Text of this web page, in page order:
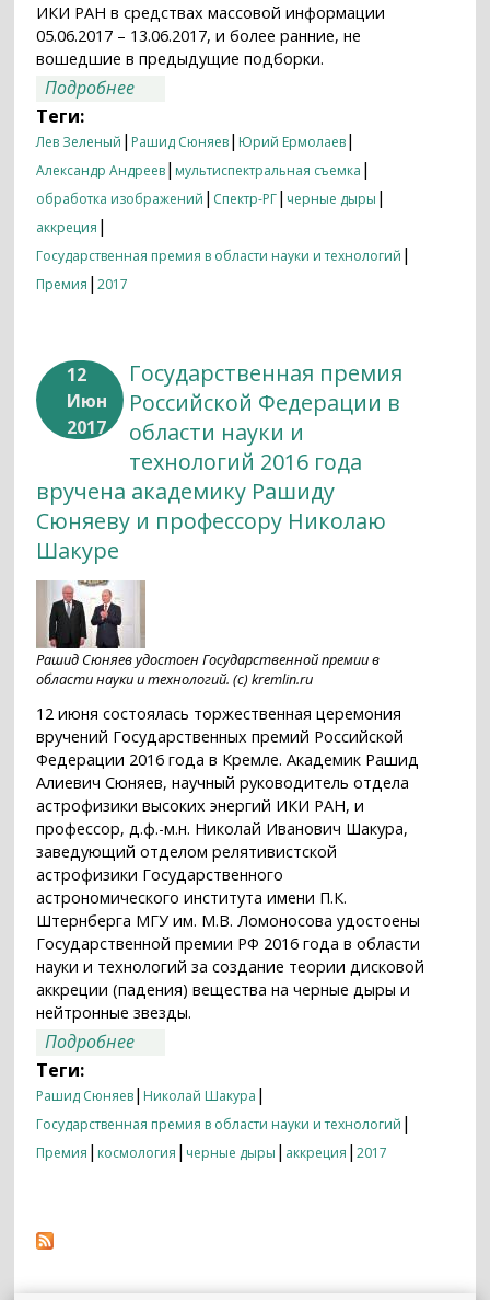
ИКИ РАН в средствах массовой информации
05.06.2017 – 13.06.2017, и более ранние, не
вошедшие в предыдущие подборки.
Подробнее
Теги:
Лев Зеленый | Рашид Сюняев| Юрий Ермолаев|
Александр Андреев| мультиспектральная съемка |
обработка изображений | Спектр-РГ| черные дыры |
аккреция |
Государственная премия в области науки и технологий |
Премия |2017
12
Июн
2017
Государственная премия
Российской Федерации в
области науки и
технологий 2016 года
вручена академику Рашиду
Сюняеву и профессору Николаю
Шакуре
Рашид Сюняев удостоен Государственной премии в
области науки и технологий. (с) kremlin.ru
12 июня состоялась торжественная церемония
вручений Государственных премий Российской
Федерации 2016 года в Кремле. Академик Рашид
Алиевич Сюняев, научный руководитель отдела
астрофизики высоких энергий ИКИ РАН, и
профессор, д.ф.-м.н. Николай Иванович Шакура,
заведующий отделом релятивистской
астрофизики Государственного
астрономического института имени П.К.
Штернберга МГУ им. М.В. Ломоносова удостоены
Государственной премии РФ 2016 года в области
науки и технологий за создание теории дисковой
аккреции (падения) вещества на черные дыры и
нейтронные звезды.
Подробнее
технологий 2016 года вручена
академику Рашиду Сюняеву и профессору
Николаю Шакуре
Теги:
Рашид Сюняев| Николай Шакура |
Государственная премия в области науки и технологий |
Премия | космология | черные дыры | аккреция |2017